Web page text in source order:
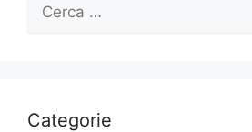
Categorie